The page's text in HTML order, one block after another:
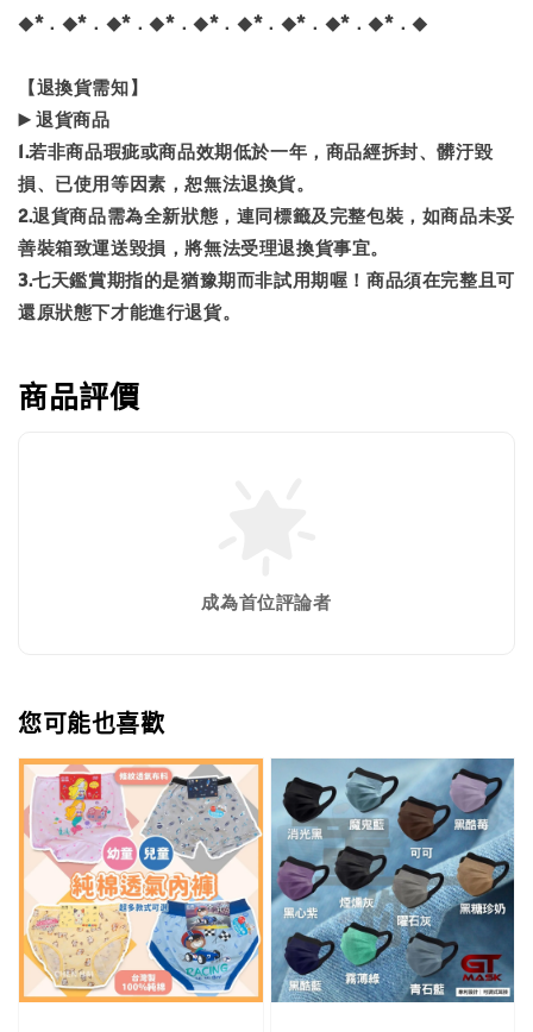
◆*．◆*．◆*．◆*．◆*．◆*．◆*．◆*．◆*．◆
【退換貨需知】
▶️ 退貨商品
1.若非商品瑕疵或商品效期低於一年，商品經拆封、髒汙毀
損、已使用等因素，恕無法退換貨。
2.退貨商品需為全新狀態，連同標籤及完整包裝，如商品未妥
善裝箱致運送毀損，將無法受理退換貨事宜。
3.七天鑑賞期指的是猶豫期而非試用期喔！商品須在完整且可
還原狀態下才能進行退貨。
商品評價
成為首位評論者
您可能也喜歡